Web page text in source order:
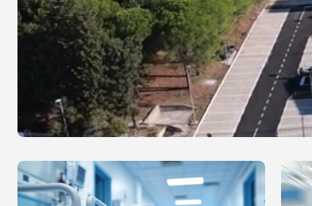
DETALJNIJE